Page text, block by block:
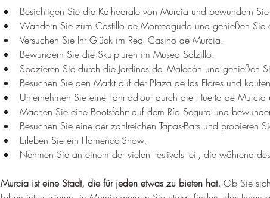
Besichtigen Sie die Kathedrale von Murcia und bewundern
Wandern Sie zum Castillo de Monteagudo und genießen Sie
Versuchen Sie Ihr Glück im Real Casino de Murcia.
Bewundern Sie die Skulpturen im Museo Salzillo.
Spazieren Sie durch die Jardines del Malecón und genießen
Besuchen Sie den Markt auf der Plaza de las Flores und
Unternehmen Sie eine Fahrradtour durch die Huerta de
Machen Sie eine Bootsfahrt auf dem Río Segura und
Besuchen Sie eine der zahlreichen Tapas-Bars und probieren
Erleben Sie ein Flamenco-Show.
Nehmen Sie an einem der vielen Festivals teil, die während
Murcia ist eine Stadt, die für jeden etwas zu bieten hat. Ob Sie